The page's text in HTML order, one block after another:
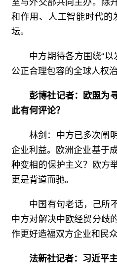
室与外交部共同主办。除
和作用、人工智能时代的
坛。
中方期待各方围绕“
公正合理包容的全球人权治
彭博社记者：欧盟为
此有何评论？
林剑：中方已多次阐
企业利益。欧洲企业基于
种变相的保护主义？欧方
更是背道而驰。
中国有句老话，己所
中方对解决中欧经贸分歧
作更好造福双方企业和民众
法新社记者：习近平